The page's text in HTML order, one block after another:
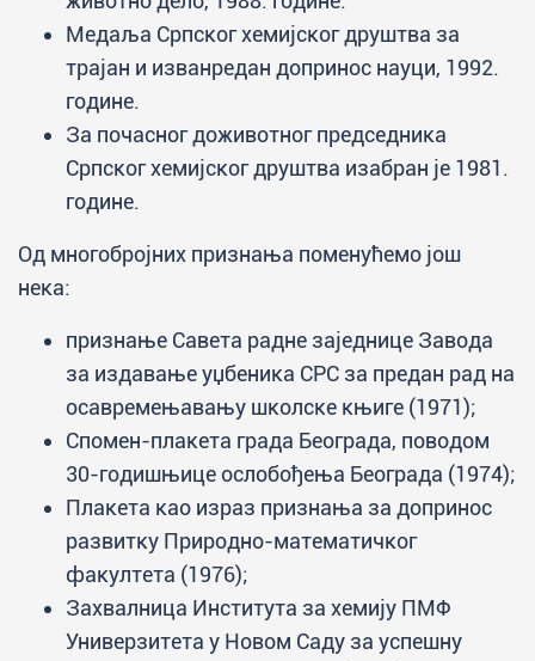
Медаља Српског хемијског друштва за
трајан и изванредан допринос науци, 1992.
године.
За почасног доживотног председника
Српског хемијског друштва изабран је 1981.
године.
Од многобројних признања поменућемо још
нека:
признање Савета радне заједнице Завода
за издавање уџбеника СРС за предан рад на
осавремењавању школске књиге (1971);
Спомен-плакета града Београда, поводом
30-годишњице ослобођења Београда (1974);
Плакета као израз признања за допринос
развитку Природно-математичког
факултета (1976);
Захвалница Института за хемију ПМФ
Универзитета у Новом Саду за успешну